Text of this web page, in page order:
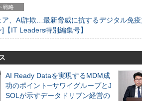
戦略
ア、AI詐欺…最新脅威に抗するデジタル免
【IT Leaders特別編集号】
AI Ready Dataを実現するMDM成
功のポイント─サワイグループとJ
SOLが示すデータドリブン経営の